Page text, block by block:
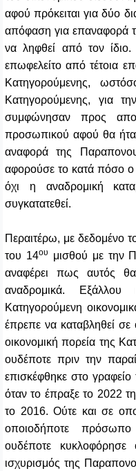
αφού πρόκειται για δύο
απόφαση για επαναφορά
να ληφθεί από τον
επωφελείτο από τέτοια
Κατηγορούμενης,
Κατηγορούμενης, για
συμφώνησαν προς
προσωπικού αφού θα
αναφορά της
αφορούσε το κατά πόσο
όχι η αναδρομική
συγκατατεθεί.
Περαιτέρω, με δεδομένο
του 14ου
μισθού με την
αναφέρει πως αυτός θα
αναδρομικά.
Κατηγορούμενη
έπρεπε να καταβληθεί σε
οικονομική πορεία της
ουδέποτε πριν την
επισκέφθηκε στο
όταν το έπραξε το 2022
το 2016. Ούτε και σε
οποιοδήποτε
ουδέποτε
ισχυρισμός της